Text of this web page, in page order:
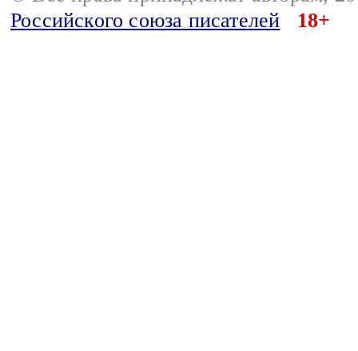
Российского союза писателей
18+